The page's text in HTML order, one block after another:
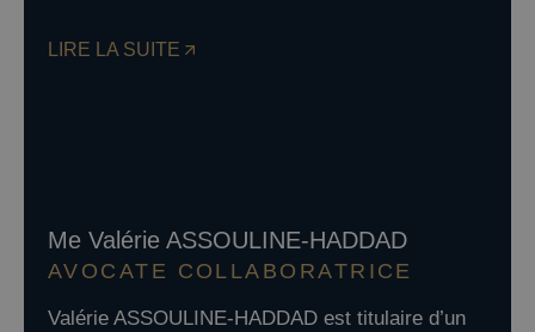
LIRE LA SUITE
Me Valérie ASSOULINE-HADDAD
AVOCATE COLLABORATRICE
Valérie ASSOULINE-HADDAD est titulaire d’un